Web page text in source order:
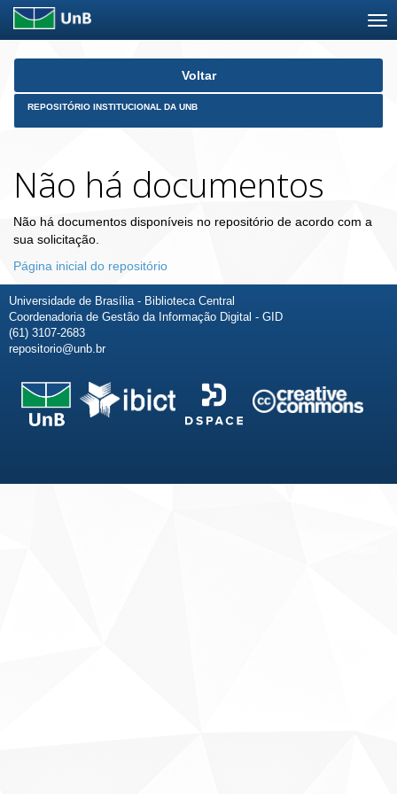
Skip
Voltar
REPOSITÓRIO INSTITUCIONAL DA UNB
Não há documentos
Não há documentos disponíveis no repositório de acordo com a
sua solicitação.
Página inicial do repositório
Universidade de Brasília - Biblioteca Central
Coordenadoria de Gestão da Informação Digital - GID
(61) 3107-2683
repositorio@unb.br